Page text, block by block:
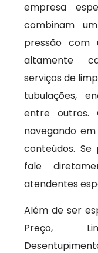
empresa
combinam
pressão com
altamente
serviços de
tubulações,
entre outros.
navegando
conteúdos.
fale
atendentes
Além de ser
Preço,